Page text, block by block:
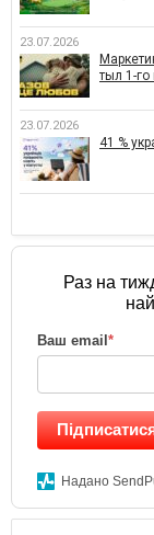
23.07.2026
тыл 1-го
23.07.2026
41 %
Раз на
Ваш email *
Надано